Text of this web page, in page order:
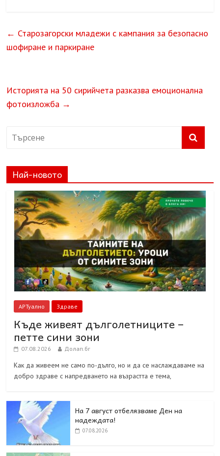
← Старозагорски младежи с кампания за безопасно
шофиране и паркиране
Историята на 50 сирийчета разказва емоционална
фотоизложба →
Най-новото
АРТуално Здраве
Къде живеят дълголетниците –
петте сини зони
07.08.2026 Долап.бг
Как да живеем не само по-дълго, но и да се наслаждаваме на
добро здраве с напредването на възрастта е тема,
На 7 август отбелязваме Ден на
надеждата!
07.08.2026